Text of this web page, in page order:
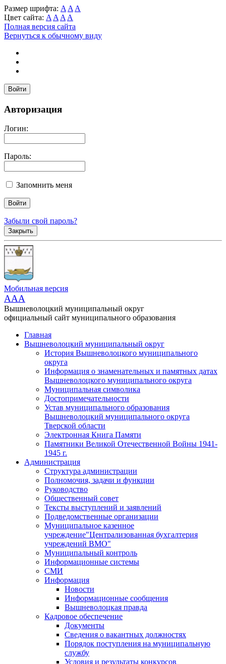
Размер шрифта: A A A
Цвет сайта: A A A A
Полная версия сайта
Вернуться к обычному виду
Войти
Авторизация
Логин:
Пароль:
Запомнить меня
Забыли свой пароль?
Закрыть
Мобильная версия
AAA
Вышневолоцкий муниципальный округ
официальный сайт муниципального образования
Главная
Вышневолоцкий муниципальный округ
История Вышневолоцкого муниципального
округа
Информация о знаменательных и памятных датах
Вышневолоцкого муниципального округа
Муниципальная символика
Достопримечательности
Устав муниципального образования
Вышневолоцкий муниципального округа
Тверской области
Электронная Книга Памяти
Памятники Великой Отечественной Войны 1941-
1945 г.
Администрация
Структура администрации
Полномочия, задачи и функции
Руководство
Общественный совет
Тексты выступлений и заявлений
Подведомственные организации
Муниципальное казенное
учреждение"Централизованная бухгалтерия
учреждений ВМО"
Муниципальный контроль
Информационные системы
СМИ
Информация
Новости
Информационные сообщения
Вышневолоцкая правда
Кадровое обеспечение
Документы
Сведения о вакантных должностях
Порядок поступления на муниципальную
службу
Условия и результаты конкурсов